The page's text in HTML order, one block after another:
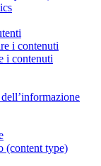
i contenuti
i contenuti
(content type)